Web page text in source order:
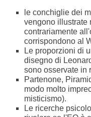
le conchiglie dei
vengono illustrate
contrariamente
corrispondono al
Le proporzioni di
disegno di
sono osservate in
Partenone,
modo molto
misticismo).
Le ricerche